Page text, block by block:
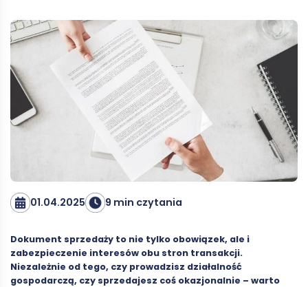
01.04.2025 9 min czytania
Dokument sprzedaży to nie tylko obowiązek, ale i
zabezpieczenie interesów obu stron transakcji.
Niezależnie od tego, czy prowadzisz działalność
gospodarczą, czy sprzedajesz coś okazjonalnie – warto